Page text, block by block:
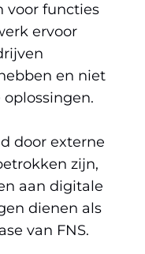
voor functies
ervoor
en niet
door externe
zijn,
aan digitale
dienen als
van FNS.